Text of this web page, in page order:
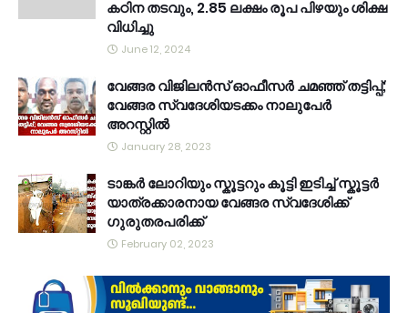
കഠിന തടവും, 2.85 ലക്ഷം രൂപ പിഴയും ശിക്ഷ
വിധിച്ചു
June 12, 2024
വേങ്ങര വിജിലൻസ് ഓഫീസർ ചമഞ്ഞ് തട്ടിപ്പ്;
വേങ്ങര സ്വദേശിയടക്കം നാലുപേർ
അറസ്റ്റിൽ
January 28, 2023
ടാങ്കർ ലോറിയും സ്കൂട്ടറും കൂട്ടി ഇടിച്ച് സ്കൂട്ടർ
യാത്രക്കാരനായ വേങ്ങര സ്വദേശിക്ക്
ഗുരുതരപരിക്ക്
February 02, 2023